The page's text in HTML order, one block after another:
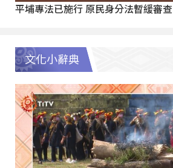
平埔專法已施行 原民身分法暫緩審查
文化小辭典